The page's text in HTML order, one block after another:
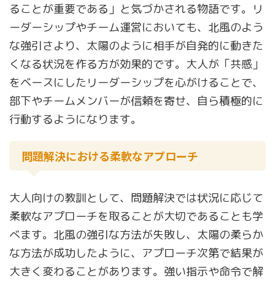
ることが重要である」と気づかされる物語です。リ
ーダーシップやチーム運営においても、北風のよう
な強引さより、太陽のように相手が自発的に動きた
くなる状況を作る方が効果的です。大人が「共感」
をベースにしたリーダーシップを心がけることで、
部下やチームメンバーが信頼を寄せ、自ら積極的に
行動するようになります。
問題解決における柔軟なアプローチ
大人向けの教訓として、問題解決では状況に応じて
柔軟なアプローチを取ることが大切であることも学
べます。北風の強引な方法が失敗し、太陽の柔らか
な方法が成功したように、アプローチ次第で結果が
大きく変わることがあります。強い指示や命令で解